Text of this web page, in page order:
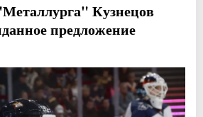
Кузнецов
предложение